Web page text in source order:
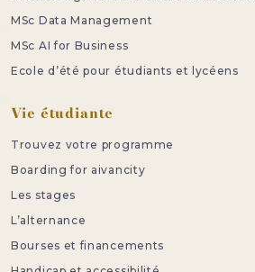
MSc Data Management
MSc AI for Business
Ecole d’été pour étudiants et lycéens
Vie étudiante
Trouvez votre programme
Boarding for aivancity
Les stages
L’alternance
Bourses et financements